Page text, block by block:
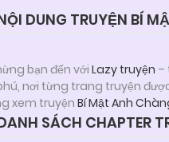
DUNG TRUYỆN BÍ
bạn đến với Lazy truyện –
nơi từng trang truyện
xem truyệnBí Mật Anh
SÁCH CHAPTER